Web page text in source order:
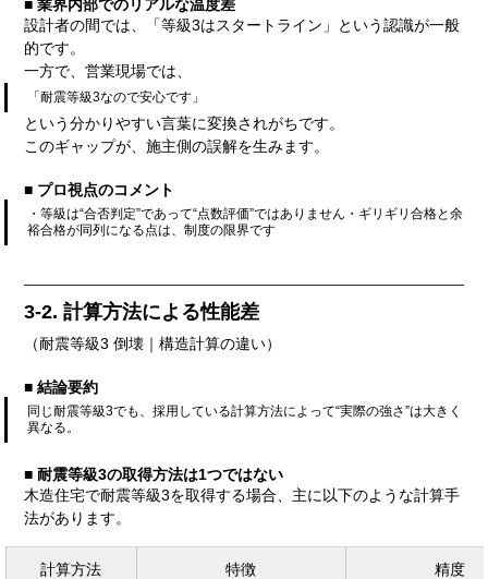
■ 業界内部でのリアルな温度差
設計者の間では、「等級3はスタートライン」という認識が一般
的です。
一方で、営業現場では、
「耐震等級3なので安心です」
という分かりやすい言葉に変換されがちです。
このギャップが、施主側の誤解を生みます。
■ プロ視点のコメント
・等級は“合否判定”であって“点数評価”ではありません・ギリギリ合格と余
裕合格が同列になる点は、制度の限界です
3-2. 計算方法による性能差
（耐震等級3 倒壊｜構造計算の違い）
■ 結論要約
同じ耐震等級3でも、採用している計算方法によって“実際の強さ”は大きく
異なる。
■ 耐震等級3の取得方法は1つではない
木造住宅で耐震等級3を取得する場合、主に以下のような計算手
法があります。
計算方法 特徴 精度